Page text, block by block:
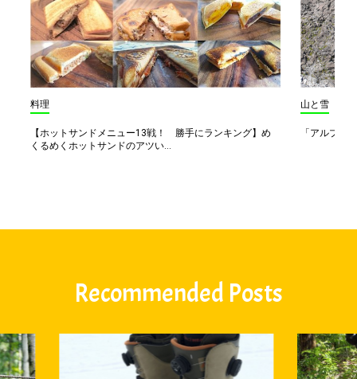
料理
【ホットサンドメニュー13戦！ 勝手にランキング】め
くるめくホットサンドのアツい...
山と雪
「アルプス
Recommended Posts